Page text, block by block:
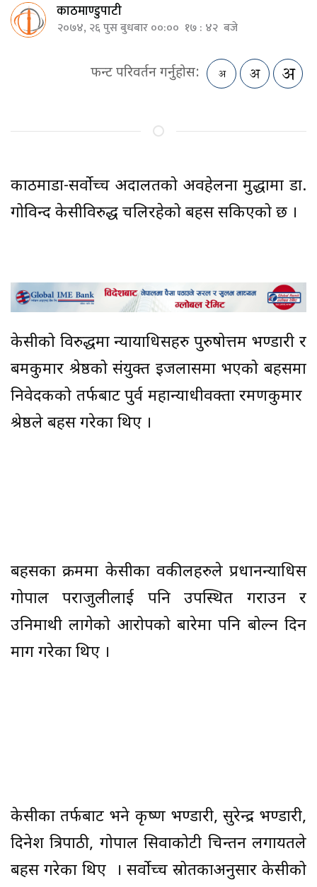
काठमाण्डुपाटी
२०७४, २६ पुस बुधबार ००:०० १७ : ४२ बजे
फन्ट परिवर्तन गर्नुहोस:
काठमाडौं-सर्वोच्च अदालतको अवहेलना मुद्धामा डा.
गोविन्द केसीविरुद्ध चलिरहेको बहस सकिएको छ ।
केसीको विरुद्धमा न्यायाधिसहरु पुरुषोत्तम भण्डारी र
बमकुमार श्रेष्ठको संयुक्त इजलासमा भएको बहसमा
निवेदकको तर्फबाट पुर्व महान्याधीवक्ता रमणकुमार
श्रेष्ठले बहस गरेका थिए ।
बहसका क्रममा केसीका वकीलहरुले प्रधानन्याधिस
गोपाल पराजुलीलाई पनि उपस्थित गराउन र
उनिमाथी लागेको आरोपको बारेमा पनि बोल्न दिन
माग गरेका थिए ।
केसीका तर्फबाट भने कृष्ण भण्डारी, सुरेन्द्र भण्डारी,
दिनेश त्रिपाठी, गोपाल सिवाकोटी चिन्तन लगायतले
बहस गरेका थिए । सर्वोच्च स्रोतकाअनुसार केसीको